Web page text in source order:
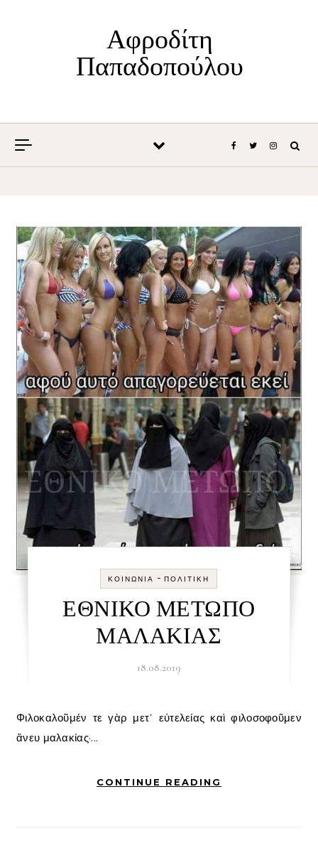
Αφροδίτη
Παπαδοπούλου
ΚΟΙΝΩΝΊΑ -ΠΟΛΙΤΙΚΉ
ΕΘΝΙΚΟ ΜΕΤΩΠΟ
ΜΑΛΑΚΙΑΣ
18.08.2019
Φιλοκαλοῦμέν τε γὰρ μετ᾽ εὐτελείας καὶ φιλοσοφοῦμεν
ἄνευ μαλακίας·...
CONTINUE READING